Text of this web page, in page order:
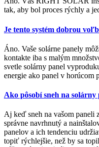
tak, aby bol proces rýchly a
Je tento systém dobrou
Áno. Vaše solárne panely
kontakte iba s malým
svetle solárny panel
energie ako panel v horúcom
Ako pôsobí sneh na solárny
Aj keď sneh na vašom paneli
správne navrhnutý a
panelov a ich tendenciu
topiť rýchlejšie, než by sa